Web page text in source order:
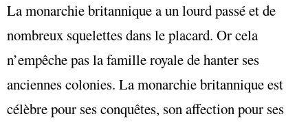
La monarchie britannique a un lourd passé et de
nombreux squelettes dans le placard. Or cela
n’empêche pas la famille royale de hanter ses
anciennes colonies. La monarchie britannique est
célèbre pour ses conquêtes, son affection pour ses